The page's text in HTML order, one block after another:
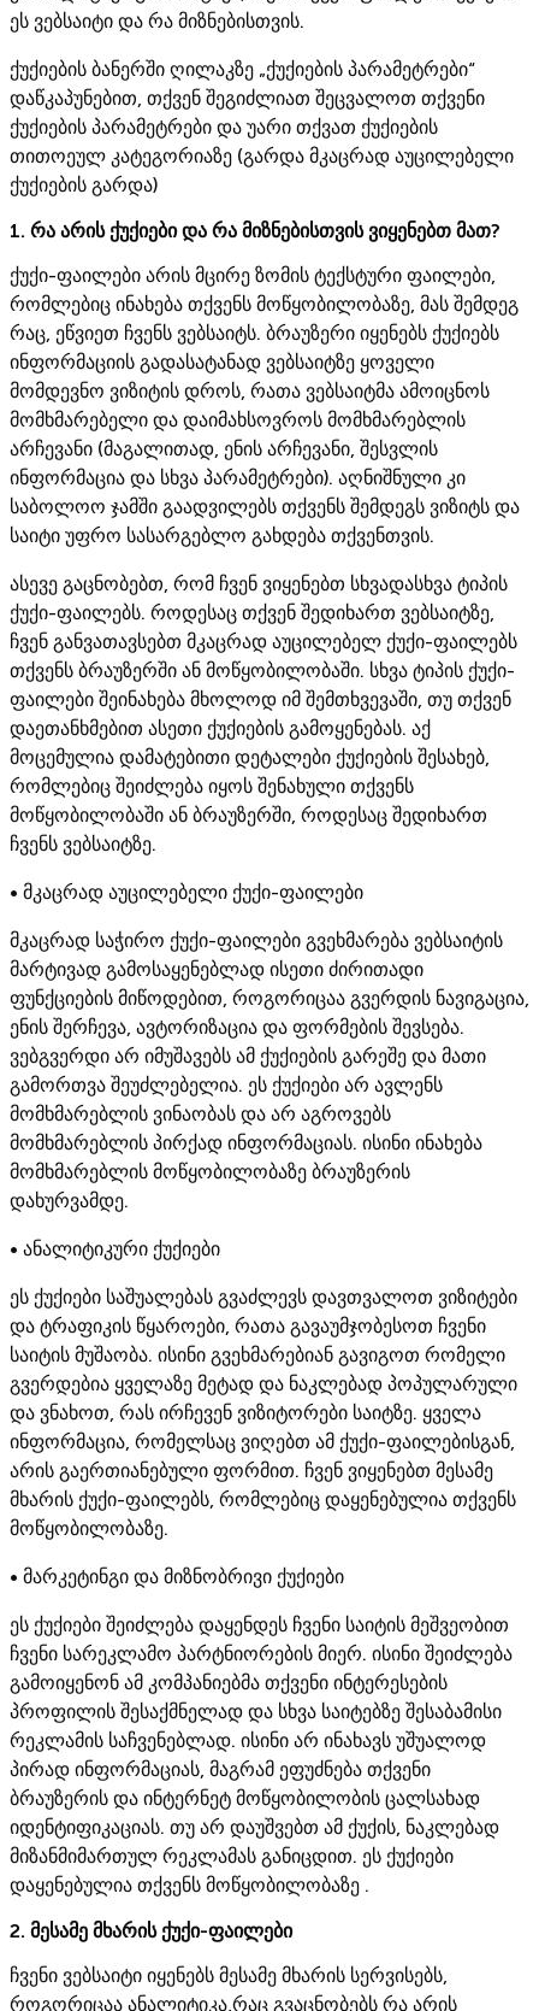
ეს ვებსაიტი და რა მიზნებისთვის.
ქუქიების ბანერში ღილაკზე „ქუქიების პარამეტრები“
დაწკაპუნებით, თქვენ შეგიძლიათ შეცვალოთ თქვენი
ქუქიების პარამეტრები და უარი თქვათ ქუქიების
თითოეულ კატეგორიაზე (გარდა მკაცრად აუცილებელი
ქუქიების გარდა)
1. რა არის ქუქიები და რა მიზნებისთვის ვიყენებთ მათ?
ქუქი-ფაილები არის მცირე ზომის ტექსტური ფაილები,
რომლებიც ინახება თქვენს მოწყობილობაზე, მას შემდეგ
რაც, ეწვიეთ ჩვენს ვებსაიტს. ბრაუზერი იყენებს ქუქიებს
ინფორმაციის გადასატანად ვებსაიტზე ყოველი
მომდევნო ვიზიტის დროს, რათა ვებსაიტმა ამოიცნოს
მომხმარებელი და დაიმახსოვროს მომხმარებლის
არჩევანი (მაგალითად, ენის არჩევანი, შესვლის
ინფორმაცია და სხვა პარამეტრები). აღნიშნული კი
საბოლოო ჯამში გაადვილებს თქვენს შემდეგს ვიზიტს და
საიტი უფრო სასარგებლო გახდება თქვენთვის.
ასევე გაცნობებთ, რომ ჩვენ ვიყენებთ სხვადასხვა ტიპის
ქუქი-ფაილებს. როდესაც თქვენ შედიხართ ვებსაიტზე,
ჩვენ განვათავსებთ მკაცრად აუცილებელ ქუქი-ფაილებს
თქვენს ბრაუზერში ან მოწყობილობაში. სხვა ტიპის ქუქი-
ფაილები შეინახება მხოლოდ იმ შემთხვევაში, თუ თქვენ
დაეთანხმებით ასეთი ქუქიების გამოყენებას. აქ
მოცემულია დამატებითი დეტალები ქუქიების შესახებ,
რომლებიც შეიძლება იყოს შენახული თქვენს
მოწყობილობაში ან ბრაუზერში, როდესაც შედიხართ
ჩვენს ვებსაიტზე.
• მკაცრად აუცილებელი ქუქი-ფაილები
მკაცრად საჭირო ქუქი-ფაილები გვეხმარება ვებსაიტის
მარტივად გამოსაყენებლად ისეთი ძირითადი
ფუნქციების მიწოდებით, როგორიცაა გვერდის ნავიგაცია,
ენის შერჩევა, ავტორიზაცია და ფორმების შევსება.
ვებგვერდი არ იმუშავებს ამ ქუქიების გარეშე და მათი
გამორთვა შეუძლებელია. ეს ქუქიები არ ავლენს
მომხმარებლის ვინაობას და არ აგროვებს
მომხმარებლის პირქად ინფორმაციას. ისინი ინახება
მომხმარებლის მოწყობილობაზე ბრაუზერის
დახურვამდე.
• ანალიტიკური ქუქიები
ეს ქუქიები საშუალებას გვაძლევს დავთვალოთ ვიზიტები
და ტრაფიკის წყაროები, რათა გავაუმჯობესოთ ჩვენი
საიტის მუშაობა. ისინი გვეხმარებიან გავიგოთ რომელი
გვერდებია ყველაზე მეტად და ნაკლებად პოპულარული
და ვნახოთ, რას ირჩევენ ვიზიტორები საიტზე. ყველა
ინფორმაცია, რომელსაც ვიღებთ ამ ქუქი-ფაილებისგან,
არის გაერთიანებული ფორმით. ჩვენ ვიყენებთ მესამე
მხარის ქუქი-ფაილებს, რომლებიც დაყენებულია თქვენს
მოწყობილობაზე.
• მარკეტინგი და მიზნობრივი ქუქიები
ეს ქუქიები შეიძლება დაყენდეს ჩვენი საიტის მეშვეობით
ჩვენი სარეკლამო პარტნიორების მიერ. ისინი შეიძლება
გამოიყენონ ამ კომპანიებმა თქვენი ინტერესების
პროფილის შესაქმნელად და სხვა საიტებზე შესაბამისი
რეკლამის საჩვენებლად. ისინი არ ინახავს უშუალოდ
პირად ინფორმაციას, მაგრამ ეფუძნება თქვენი
ბრაუზერის და ინტერნეტ მოწყობილობის ცალსახად
იდენტიფიკაციას. თუ არ დაუშვებთ ამ ქუქის, ნაკლებად
მიზანმიმართულ რეკლამას განიცდით. ეს ქუქიები
დაყენებულია თქვენს მოწყობილობაზე .
2. მესამე მხარის ქუქი-ფაილები
ჩვენი ვებსაიტი იყენებს მესამე მხარის სერვისებს,
როგორიცაა ანალიტიკა,რაც გვაცნობებს რა არის